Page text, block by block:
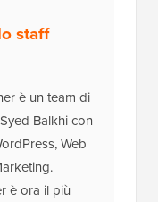
staff
è un team di
Balkhi con
Web
è ora il più